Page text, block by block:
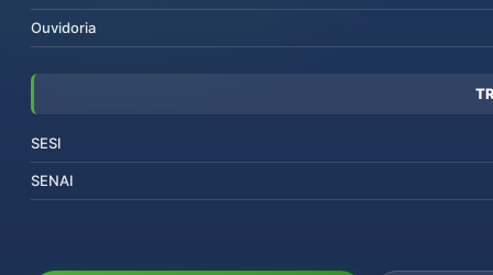
Ouvidoria
SESI
SENAI